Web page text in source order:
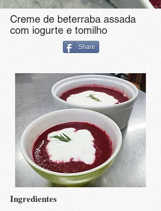
Creme de beterraba assada
com iogurte e tomilho
Share
Ingredientes